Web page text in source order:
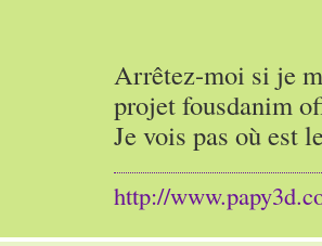
Arrêtez-moi si je
projet fousdanim
Je vois pas où est
http://